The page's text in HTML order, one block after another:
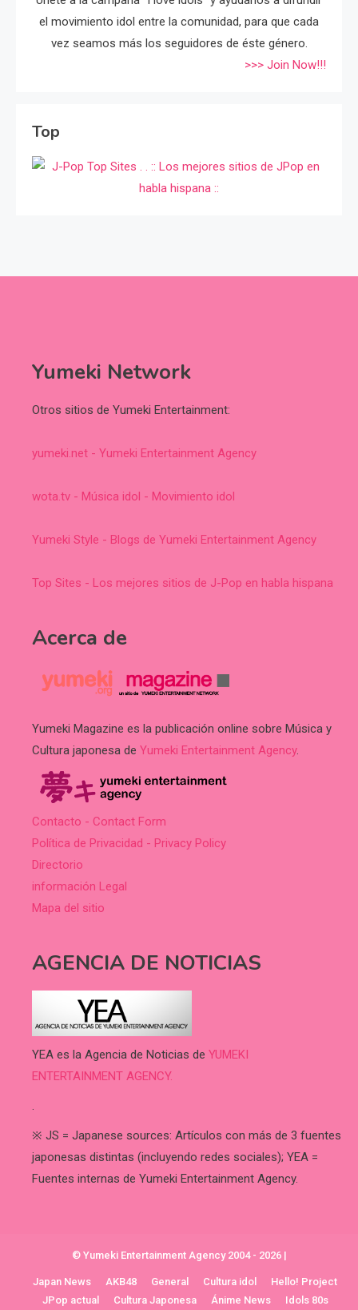
el movimiento idol entre la comunidad, para que cada
vez seamos más los seguidores de éste género.
>>> Join Now!!!
Top
Yumeki Network
Otros sitios de Yumeki Entertainment:
yumeki.net - Yumeki Entertainment Agency
wota.tv - Música idol - Movimiento idol
Yumeki Style - Blogs de Yumeki Entertainment Agency
Top Sites - Los mejores sitios de J-Pop en habla hispana
Acerca de
Yumeki Magazine es la publicación online sobre Música y
Cultura japonesa de Yumeki Entertainment Agency.
Contacto - Contact Form
Política de Privacidad - Privacy Policy
Directorio
información Legal
Mapa del sitio
AGENCIA DE NOTICIAS
YEA es la Agencia de Noticias de YUMEKI
ENTERTAINMENT AGENCY.
.
※ JS = Japanese sources: Artículos con más de 3 fuentes
japonesas distintas (incluyendo redes sociales); YEA =
Fuentes internas de Yumeki Entertainment Agency.
© Yumeki Entertainment Agency 2004 - 2026 |
Japan News AKB48 General Cultura idol
Hello! Project
JPop actual
Cultura Japonesa Ánime News Idols 80s